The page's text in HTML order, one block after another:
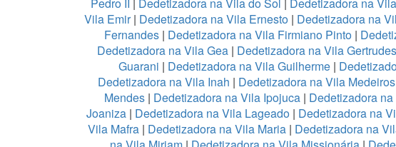
Vila Emir| Dedetizadora na Vila Ernesto| Dedetizadora na
Fernandes | Dedetizadora na Vila Firmiano Pinto |
Dedetizadora na Vila Gea | Dedetizadora na Vila Gertrudes
Guarani | Dedetizadora na Vila Guilherme|
Dedetizadora na Vila Inah | Dedetizadora na Vila Medeiros
Mendes | Dedetizadora na Vila Ipojuca | Dedetizadora
Joaniza| Dedetizadora na Vila Lageado| Dedetizadora na
Vila Mafra | Dedetizadora na Vila Maria| Dedetizadora na